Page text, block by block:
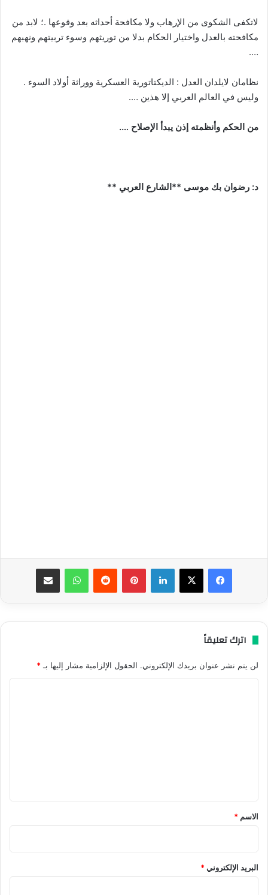
لاتكفى الشكوى من الإرهاب ولا مكافحة أحداثه بعد وقوعها .؛ لابد من
مكافحته بالعدل واختيار الحكام بدلا من توريثهم وسوء تربيتهم ونهبهم
….
نظامان لايلدان العدل : الديكتاتورية العسكرية ووراثة أولاد السوء .
وليس في العالم العربي إلا هذين ….
من الحكم وأنظمته إذن يبدأ الإصلاح ….
د: رضوان بك موسى **الشارع العربي **
فيسبوك ‫X لينكدإن بينتيريست واتساب مشاركة عبر البريد
اترك تعليقاً
لن يتم نشر عنوان بريدك الإلكتروني. الحقول الإلزامية مشار إليها بـ *
*
الاسم *
البريد الإلكتروني*